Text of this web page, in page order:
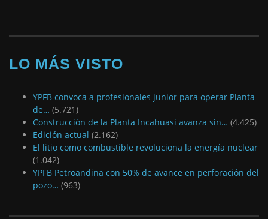
LO MÁS VISTO
YPFB convoca a profesionales junior para operar Planta
de… (5.721)
Construcción de la Planta Incahuasi avanza sin… (4.425)
Edición actual (2.162)
El litio como combustible revoluciona la energía nuclear
(1.042)
YPFB Petroandina con 50% de avance en perforación del
pozo… (963)